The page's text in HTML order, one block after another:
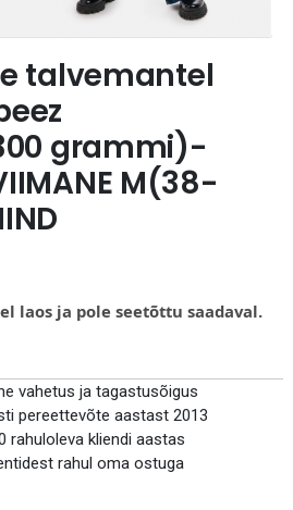
talvemantel
grammi)-
M(38-
laos ja pole seetõttu saadaval.
vahetus ja tagastusõigus
pereettevõte aastast 2013
rahuloleva kliendi aastas
rahul oma ostuga